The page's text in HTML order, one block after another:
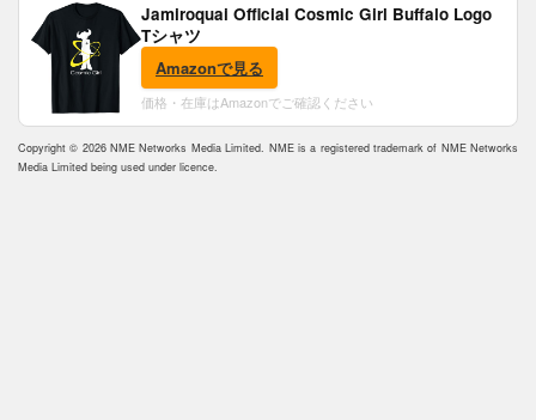
Jamiroquai Official Cosmic Girl Buffalo Logo
Tシャツ
Amazonで見る
価格・在庫はAmazonでご確認ください
Copyright © 2026 NME Networks Media Limited. NME is a registered trademark of NME Networks
Media Limited being used under licence.